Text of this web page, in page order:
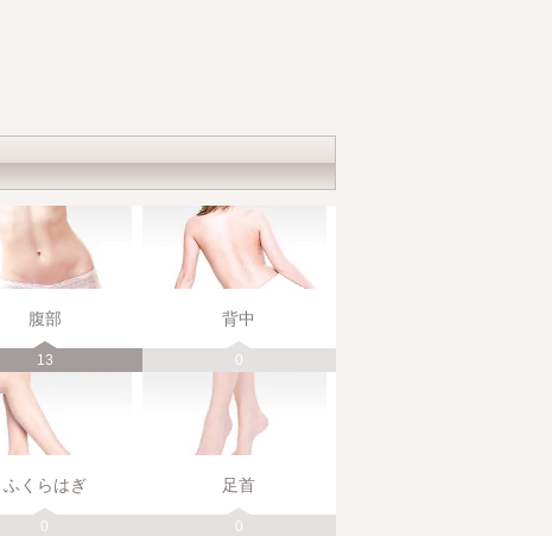
腹部
13
背中
0
ふくらはぎ
0
足首
0